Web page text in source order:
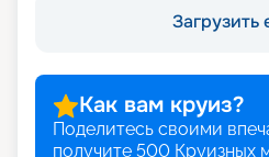
Загрузить
Как вам круиз?
Поделитесь своими
получите 500 Круизных